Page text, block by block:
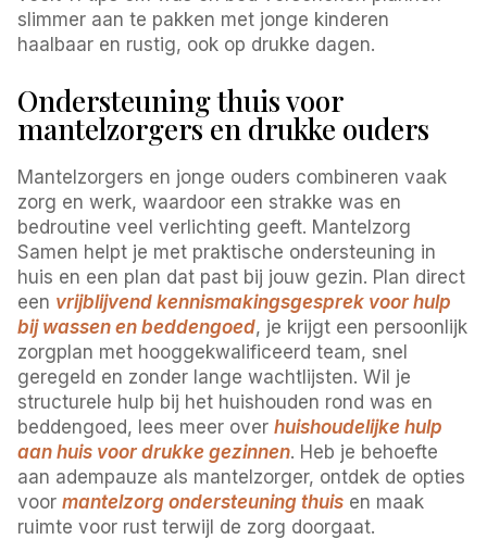
slimmer aan te pakken met jonge kinderen
haalbaar en rustig, ook op drukke dagen.
Ondersteuning thuis voor
mantelzorgers en drukke ouders
Mantelzorgers en jonge ouders combineren vaak
zorg en werk, waardoor een strakke was en
bedroutine veel verlichting geeft. Mantelzorg
Samen helpt je met praktische ondersteuning in
huis en een plan dat past bij jouw gezin. Plan direct
een vrijblijvend kennismakingsgesprek voor hulp
bij wassen en beddengoed, je krijgt een persoonlijk
zorgplan met hooggekwalificeerd team, snel
geregeld en zonder lange wachtlijsten. Wil je
structurele hulp bij het huishouden rond was en
beddengoed, lees meer overhuishoudelijke hulp
aan huis voor drukke gezinnen. Heb je behoefte
aan adempauze als mantelzorger, ontdek de opties
voormantelzorg ondersteuning thuis en maak
ruimte voor rust terwijl de zorg doorgaat.